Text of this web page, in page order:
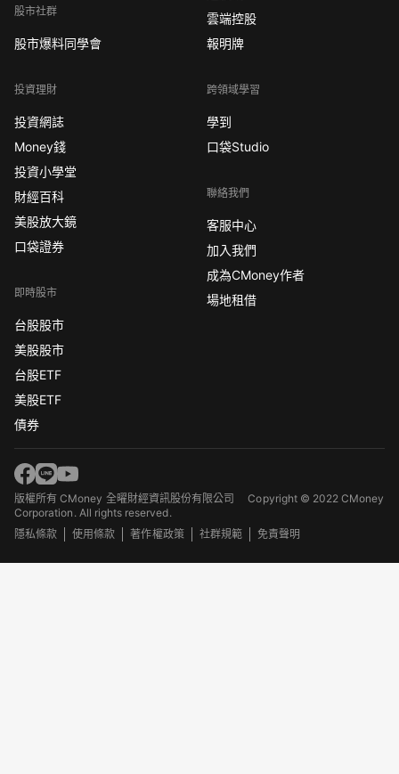
股市社群
股市爆料同學會
投資理財
投資網誌
Money錢
投資小學堂
財經百科
美股放大鏡
口袋證券
即時股市
台股股市
美股股市
台股ETF
美股ETF
債券
雲端控股
報明牌
跨領域學習
學到
口袋Studio
聯絡我們
客服中心
加入我們
成為CMoney作者
場地租借
版權所有 CMoney 全曜財經資訊股份有限公司Copyright © 2022 CMoney
Corporation. All rights reserved.
隱私條款
使用條款 著作權政策 社群規範 免責聲明